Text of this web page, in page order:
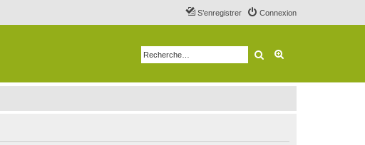
Connexion
S’enregistrer
Rechercher